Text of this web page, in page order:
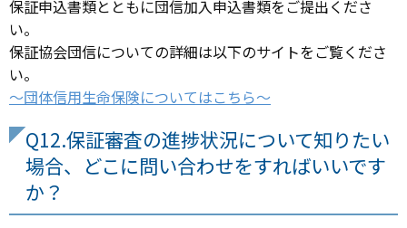
保証申込書類とともに団信加入申込書類をご提出くださ
い。
保証協会団信についての詳細は以下のサイトをご覧くださ
い。
～団体信用生命保険についてはこちら～
Q12.保証審査の進捗状況について知りたい
場合、どこに問い合わせをすればいいです
か？